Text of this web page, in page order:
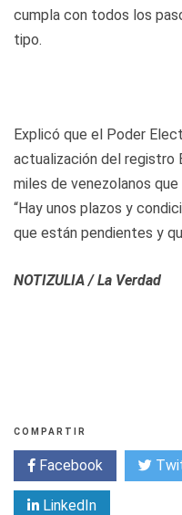
cumpla con todos los
tipo.
Explicó que el Poder
actualización del registro
miles de venezolanos
“Hay unos plazos y
que están pendientes y
NOTIZULIA / La Verdad
COMPARTIR
Facebook
LinkedIn